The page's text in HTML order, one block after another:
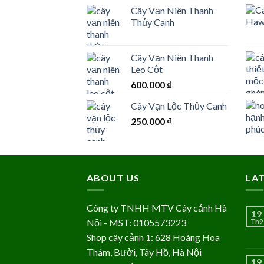
Cây Vạn Niên Thanh
Thủy Canh
Cây Vạn Niên Thanh
Leo Cột
600.000 ₫
Cây Vạn Lộc Thủy Canh
250.000 ₫
ABOUT US
Công ty TNHH MTV Cây cảnh Hà
Nội - MST: 0105573223
Shop cây cảnh 1: 628 Hoàng Hoa
Thám, Bưởi, Tây Hồ, Hà Nội
19
Th9
19